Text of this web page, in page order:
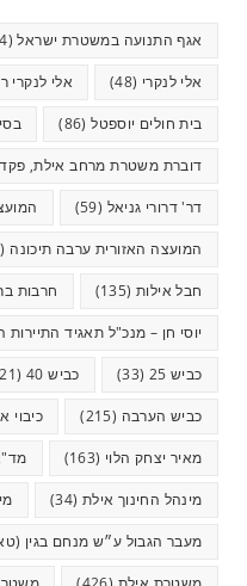
אגף התנועה במשטרת ישראל(34)
אלי לנקרי (48) אלי לנקרי
בית חולים יוספטל(86)
דוברת משטרת מרחב אילת,
דר' דרורי גניאל (59)
המועצה האזורית ערבה תיכונה (38)
חבל אילות (135) חרבות
יוסי חן – מנכ"ל תאגיד התיירות
כביש 25 (33) כביש 40 (121)
כביש הערבה (215) כיבוי
מאיר יצחק הלוי (163)
מינהל החינוך אילת (34)
מעבר הגבול ע״ש מנחם בגין